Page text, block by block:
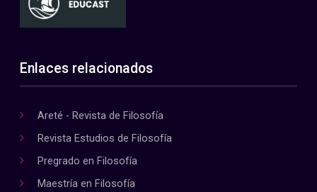
Enlaces relacionados
Areté - Revista de Filosofía
Revista Estudios de Filosofía
Pregrado en Filosofía
Maestría en Filosofía